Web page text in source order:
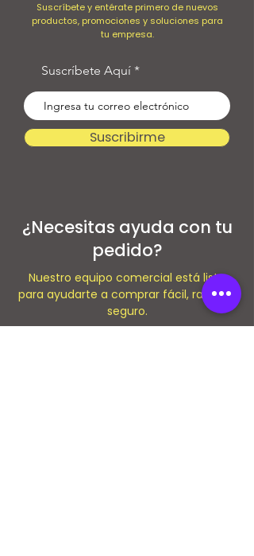
Suscríbete y entérate primero de nuevos
productos, promociones y soluciones para
tu empresa.
Suscríbete Aquí
Suscribirme
¿Necesitas ayuda con tu
pedido?
Nuestro equipo comercial está listo
para ayudarte a comprar fácil, rapido y
seguro.